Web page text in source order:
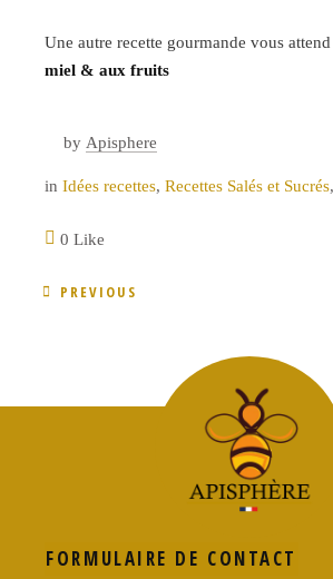
Une autre recette gourmande vous attend
miel & aux fruits
by Apisphere
inIdées recettes,Recettes Salés et Sucrés
0 Like
PREVIOUS
FORMULAIRE DE CONTACT